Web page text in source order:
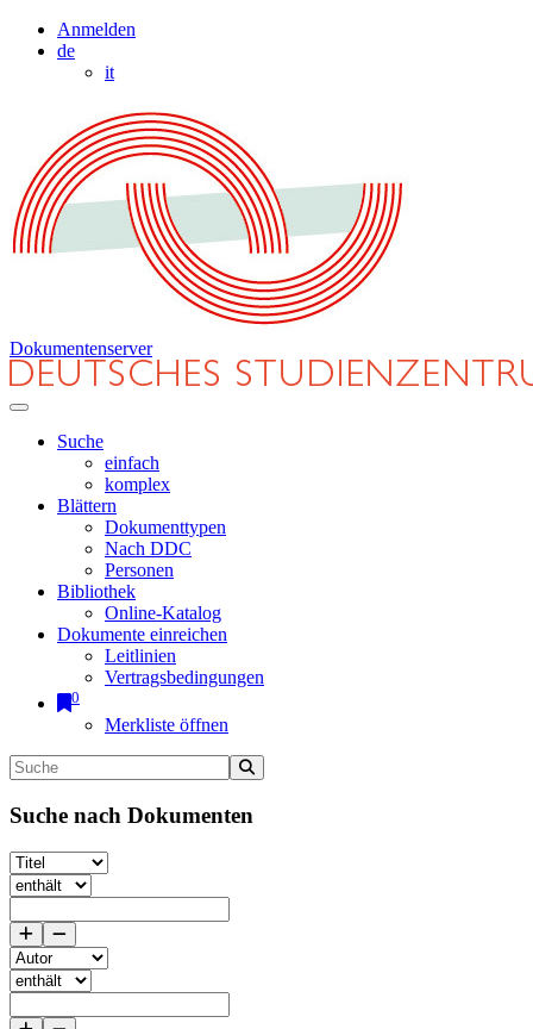
Anmelden
de
it
Dokumentenserver
Suche
einfach
komplex
Blättern
Dokumenttypen
Nach DDC
Personen
Bibliothek
Online-Katalog
Dokumente einreichen
Leitlinien
Vertragsbedingungen
0
Merkliste öffnen
Suche nach Dokumenten